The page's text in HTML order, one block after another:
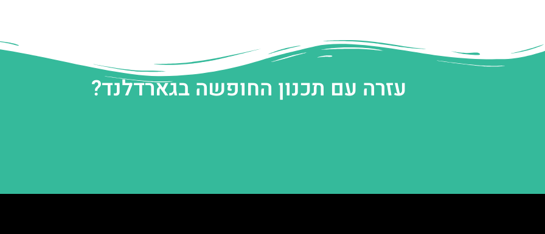
עזרה עם תכנון החופשה בגארדלנד?